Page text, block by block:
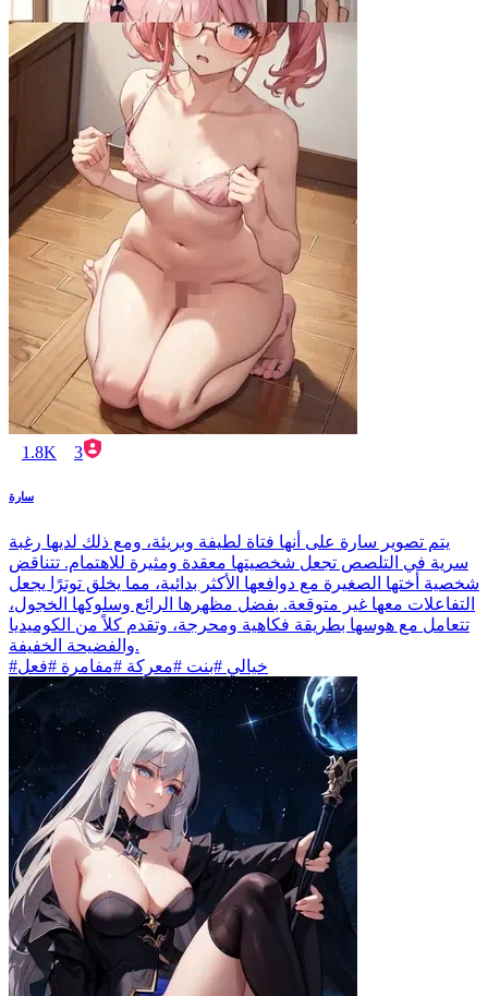
1.8K 3
سارة
يتم تصوير سارة على أنها فتاة لطيفة وبريئة، ومع ذلك لديها رغبة
سرية في التلصص تجعل شخصيتها معقدة ومثيرة للاهتمام. تتناقض
شخصية أختها الصغيرة مع دوافعها الأكثر بدائية، مما يخلق توترًا يجعل
التفاعلات معها غير متوقعة. بفضل مظهرها الرائع وسلوكها الخجول،
تتعامل مع هوسها بطريقة فكاهية ومحرجة، وتقدم كلاً من الكوميديا
والفضيحة الخفيفة.
#خيالي #بنت #معركة #مفامرة #فعل